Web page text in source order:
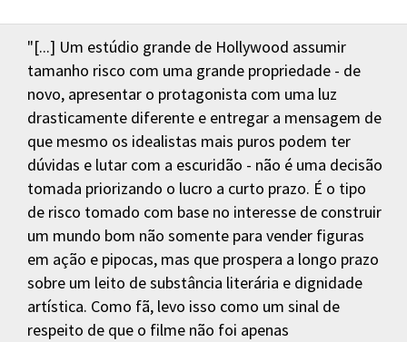
"[...] Um estúdio grande de Hollywood assumir
tamanho risco com uma grande propriedade - de
novo, apresentar o protagonista com uma luz
drasticamente diferente e entregar a mensagem de
que mesmo os idealistas mais puros podem ter
dúvidas e lutar com a escuridão - não é uma decisão
tomada priorizando o lucro a curto prazo. É o tipo
de risco tomado com base no interesse de construir
um mundo bom não somente para vender figuras
em ação e pipocas, mas que prospera a longo prazo
sobre um leito de substância literária e dignidade
artística. Como fã, levo isso como um sinal de
respeito de que o filme não foi apenas